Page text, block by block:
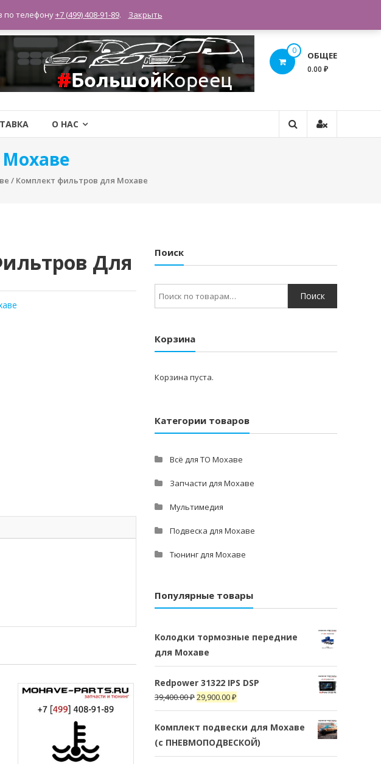
0 ОБЩЕЕ
0.00 ₽
О НАС
/ Комплект фильтров для Мохаве
Для Поиск
Корзина
Корзина пуста.
Категории товаров
Всё для ТО Мохаве
Запчасти для Мохаве
Мультимедия
Подвеска для Мохаве
Тюнинг для Мохаве
Популярные товары
Колодки тормозные передние
для Мохаве
Redpower 31322 IPS DSP
39,400.00₽29,900.00₽
Комплект подвески для Мохаве
(c ПНЕВМОПОДВЕСКОЙ)
по телефону+7 (499) 408-91-89. Закрыть